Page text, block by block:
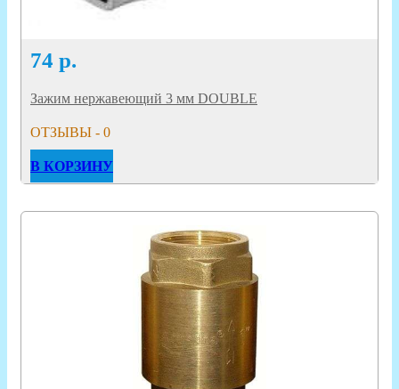
74 р.
Зажим нержавеющий 3 мм DOUBLE
ОТЗЫВЫ - 0
В КОРЗИНУ